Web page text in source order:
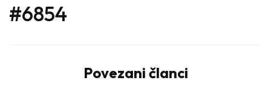
#6854
Povezani članci